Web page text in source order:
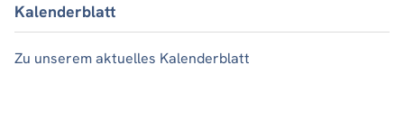
Kalenderblatt
Zu unserem aktuelles Kalenderblatt